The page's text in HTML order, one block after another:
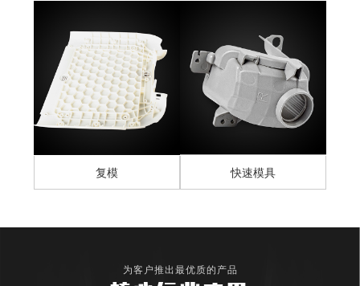
复模 快速模具
为客户推出最优质的产品